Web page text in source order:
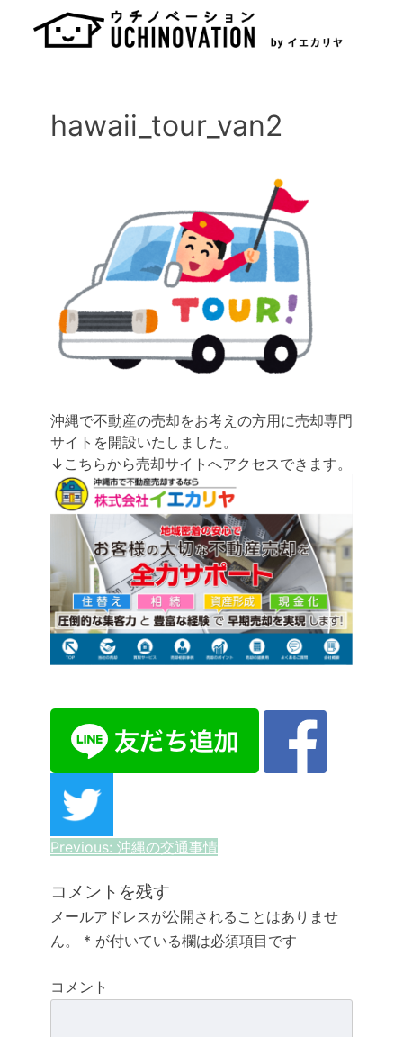
hawaii_tour_van2
沖縄で不動産の売却をお考えの方用に売却専門
サイトを開設いたしました。
↓こちらから売却サイトへアクセスできます。
投
稿
ナ
ビ
ゲ
Previous: 沖縄の交通事情
コメントを残す
メールアドレスが公開されることはありませ
ん。
* が付いている欄は必須項目です
コメント